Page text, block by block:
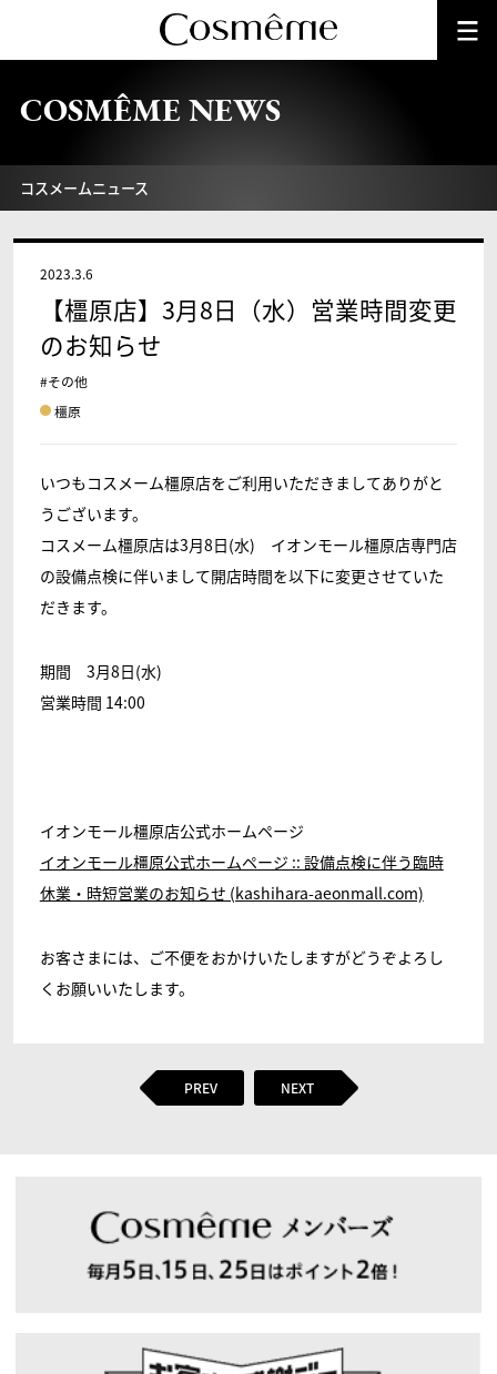
COSMÊME NEWS
コスメームニュース
2023.3.6
【橿原店】3月8日（水）営業時間変更
のお知らせ
#その他
橿原
いつもコスメーム橿原店をご利用いただきましてありがと
うございます。
コスメーム橿原店は3月8日(水) イオンモール橿原店専門店
の設備点検に伴いまして開店時間を以下に変更させていた
だきます。
期間 3月8日(水)
営業時間 14:00
イオンモール橿原店公式ホームページ
イオンモール橿原公式ホームページ :: 設備点検に伴う臨時
休業・時短営業のお知らせ (kashihara-aeonmall.com)
お客さまには、ご不便をおかけいたしますがどうぞよろし
くお願いいたします。
PREV NEXT